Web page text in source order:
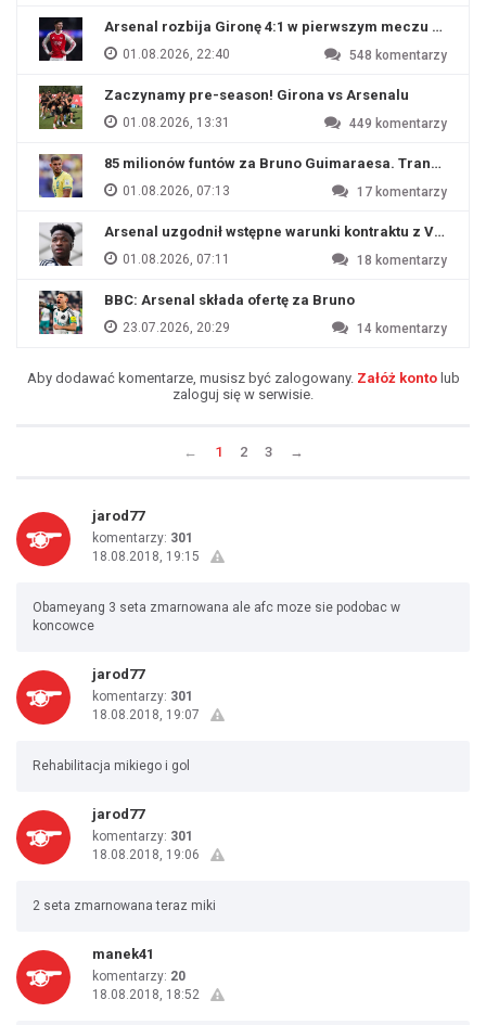
Arsenal rozbija Gironę 4:1 w pierwszym meczu
01.08.2026, 22:40 548 komentarzy
Zaczynamy pre-season! Girona vs Arsenalu
01.08.2026, 13:31 449 komentarzy
85 milionów funtów za Bruno Guimaraesa. Transfer
01.08.2026, 07:13 17 komentarzy
Arsenal uzgodnił wstępne warunki kontraktu z
01.08.2026, 07:11 18 komentarzy
BBC: Arsenal składa ofertę za Bruno
23.07.2026, 20:29 14 komentarzy
Aby dodawać komentarze, musisz być zalogowany. Załóż kontolub
zaloguj się w serwisie.
← 1 2 3 →
jarod77
komentarzy: 301
18.08.2018, 19:15
Obameyang 3 seta zmarnowana ale afc moze sie podobac w
koncowce
jarod77
komentarzy: 301
18.08.2018, 19:07
Rehabilitacja mikiego i gol
jarod77
komentarzy: 301
18.08.2018, 19:06
2 seta zmarnowana teraz miki
manek41
komentarzy: 20
18.08.2018, 18:52